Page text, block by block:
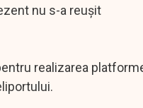
nu s-a reuşit
realizarea